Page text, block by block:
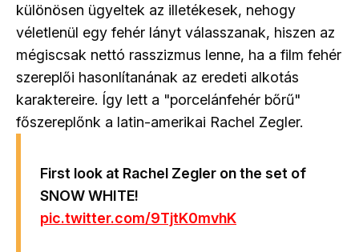
különösen ügyeltek az illetékesek, nehogy
véletlenül egy fehér lányt válasszanak, hiszen az
mégiscsak nettó rasszizmus lenne, ha a film fehér
szereplői hasonlítanának az eredeti alkotás
karaktereire. Így lett a "porcelánfehér bőrű"
főszereplőnk a latin-amerikai Rachel Zegler.
First look at Rachel Zegler on the set of
SNOW WHITE!
pic.twitter.com/9TjtK0mvhK